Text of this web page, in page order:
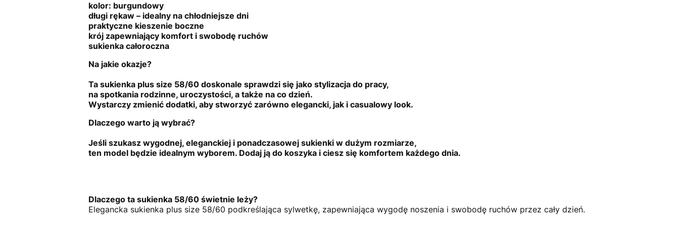
kolor: burgundowy
długi rękaw – idealny na chłodniejsze dni
praktyczne kieszenie boczne
krój zapewniający komfort i swobodę ruchów
sukienka całoroczna
Na jakie okazje?
Ta sukienka plus size 58/60 doskonale sprawdzi się jako stylizacja do pracy,
na spotkania rodzinne, uroczystości, a także na co dzień.
Wystarczy zmienić dodatki, aby stworzyć zarówno elegancki, jak i casualowy look.
Dlaczego warto ją wybrać?
Jeśli szukasz wygodnej, eleganckiej i ponadczasowej sukienki w dużym rozmiarze,
ten model będzie idealnym wyborem. Dodaj ją do koszyka i ciesz się komfortem każdego dnia.
Dlaczego ta sukienka 58/60 świetnie leży?
Elegancka sukienka plus size 58/60 podkreślająca sylwetkę, zapewniająca wygodę noszenia i swobodę ruchów przez cały dzień.